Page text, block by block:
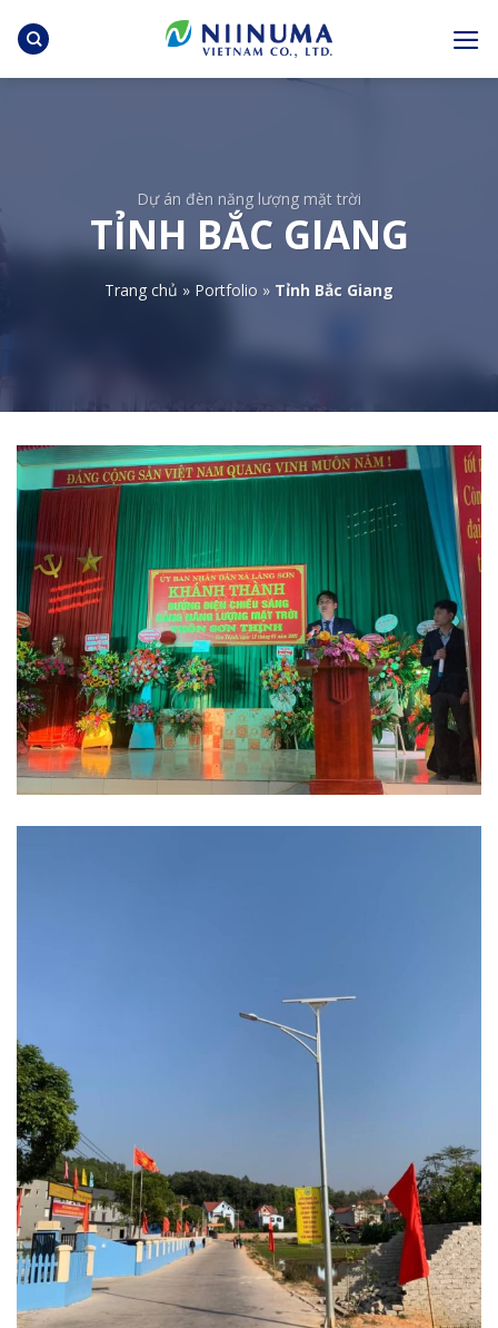
content
Dự án đèn năng lượng mặt trời
TỈNH BẮC GIANG
Trang chủ » Portfolio » Tỉnh Bắc Giang